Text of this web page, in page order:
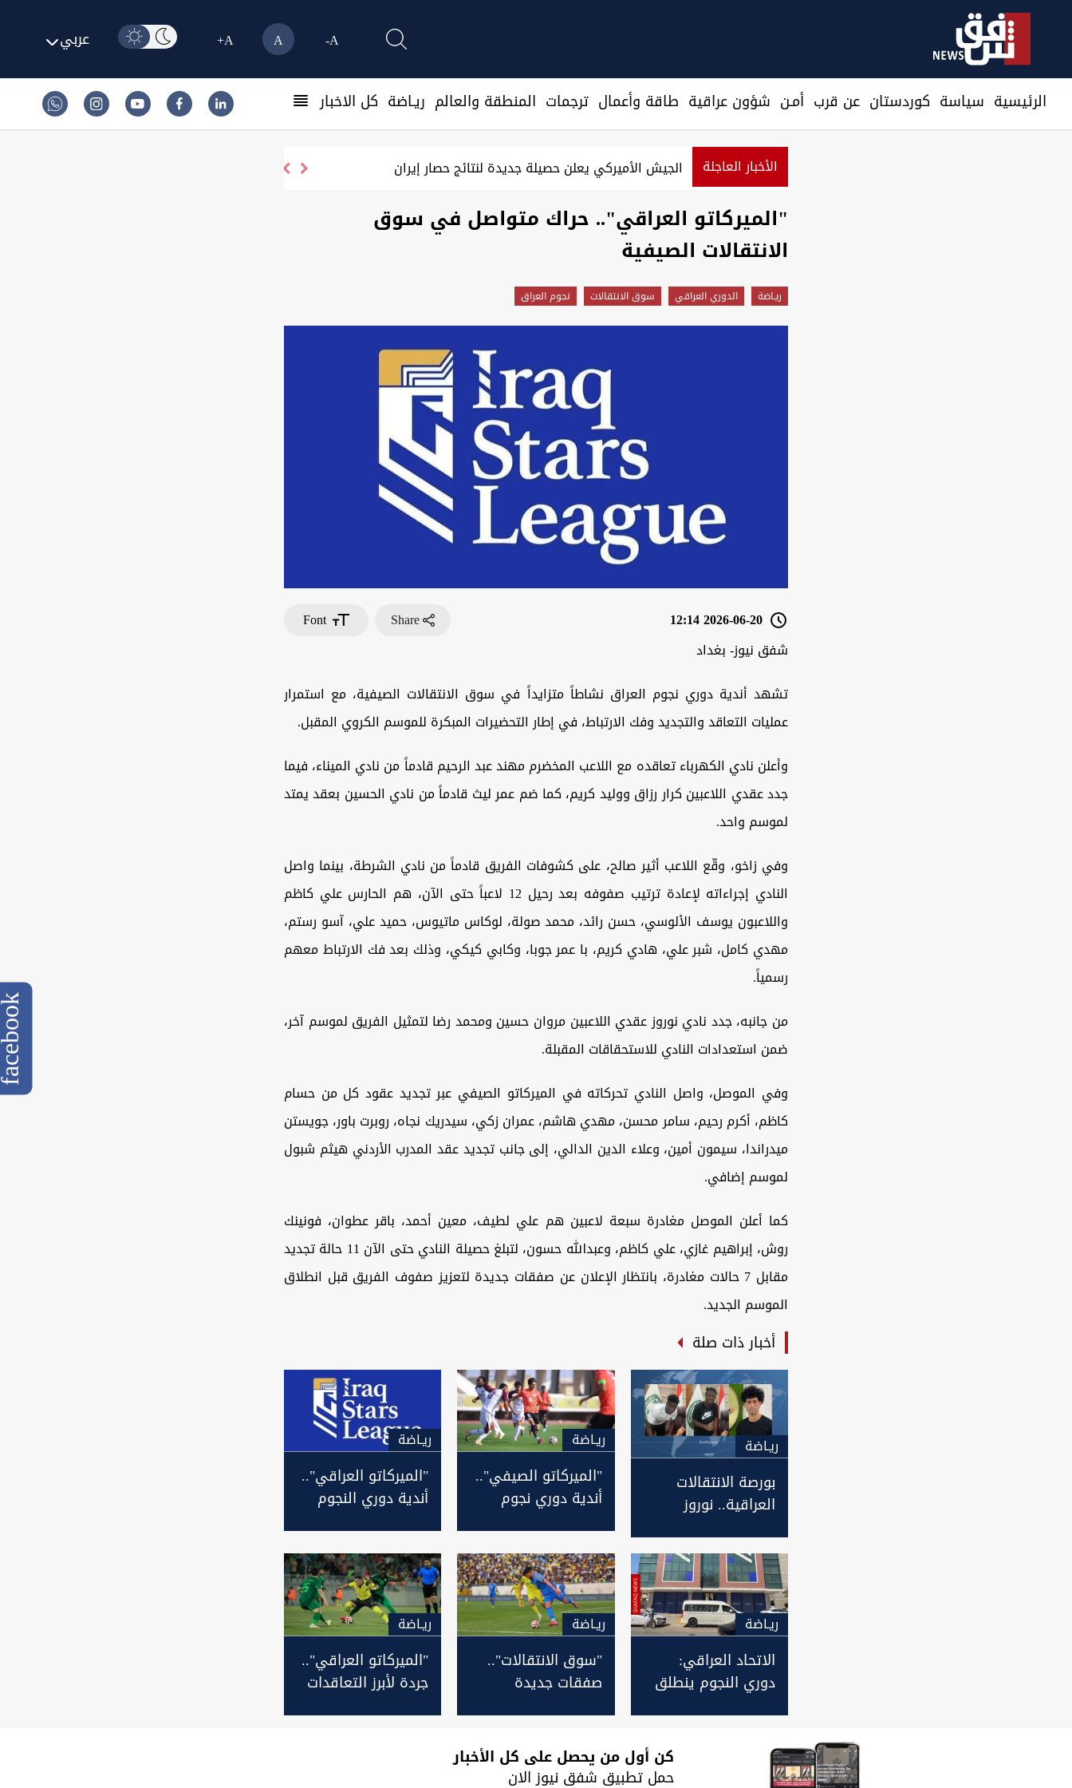
A-
A
A+ عربي
الرئيسية سیاسة كوردستان عن قرب أمـن شؤون عراقية طاقة وأعمال ترجمات المنطقة والعالم ريـاضة كل الاخبار
الأخبار العاجلة الجيش الأميركي يعلن حصيلة جديدة لنتائج حصار إيران
"الميركاتو العراقي".. حراك متواصل في سوق
الانتقالات الصيفية
ريـاضة الدوري العراقي سوق الانتقالات نجوم العراق
2026-06-20 12:14
Share
Font
شفق نيوز- بغداد
تشهد أندية دوري نجوم العراق نشاطاً متزايداً في سوق الانتقالات الصيفية، مع استمرار
عمليات التعاقد والتجديد وفك الارتباط، في إطار التحضيرات المبكرة للموسم الكروي المقبل.
وأعلن نادي الكهرباء تعاقده مع اللاعب المخضرم مهند عبد الرحيم قادماً من نادي الميناء، فيما
جدد عقدي اللاعبين كرار رزاق ووليد كريم، كما ضم عمر ليث قادماً من نادي الحسين بعقد يمتد
لموسم واحد.
وفي زاخو، وقّع اللاعب أثير صالح، على كشوفات الفريق قادماً من نادي الشرطة، بينما واصل
النادي إجراءاته لإعادة ترتيب صفوفه بعد رحيل 12 لاعباً حتى الآن، هم الحارس علي كاظم
واللاعبون يوسف الألوسي، حسن رائد، محمد صولة، لوكاس ماتيوس، حميد علي، آسو رستم،
مهدي كامل، شبر علي، هادي كريم، با عمر جوبا، وكابي كيكي، وذلك بعد فك الارتباط معهم
رسمياً.
من جانبه، جدد نادي نوروز عقدي اللاعبين مروان حسين ومحمد رضا لتمثيل الفريق لموسم آخر،
ضمن استعدادات النادي للاستحقاقات المقبلة.
وفي الموصل، واصل النادي تحركاته في الميركاتو الصيفي عبر تجديد عقود كل من حسام
كاظم، أكرم رحيم، سامر محسن، مهدي هاشم، عمران زكي، سيدريك نجاه، روبرت باور، جويستن
ميدراندا، سيمون أمين، وعلاء الدين الدالي، إلى جانب تجديد عقد المدرب الأردني هيثم شبول
لموسم إضافي.
كما أعلن الموصل مغادرة سبعة لاعبين هم علي لطيف، معين أحمد، باقر عطوان، فونينك
روش، إبراهيم غازي، علي كاظم، وعبدالله حسون، لتبلغ حصيلة النادي حتى الآن 11 حالة تجديد
مقابل 7 حالات مغادرة، بانتظار الإعلان عن صفقات جديدة لتعزيز صفوف الفريق قبل انطلاق
الموسم الجديد.
أخبار ذات صلة
ريـاضة
بورصة الانتقالات
العراقية.. نوروز
تواصل تعزيز صفوفها
وكربلاء تتمسك
بمحترفيها
ريـاضة
"الميركاتو الصيفي"..
أندية دوري نجوم
ريـاضة
"الميركاتو العراقي"..
أندية دوري النجوم
ريـاضة
الاتحاد العراقي:
دوري النجوم ينطلق
ريـاضة
"سوق الانتقالات"..
صفقات جديدة
ريـاضة
"الميركاتو العراقي"..
جردة لأبرز التعاقدات
كن أول من يحصل على كل الأخبار
حمل تطبيق شفق نيوز الان